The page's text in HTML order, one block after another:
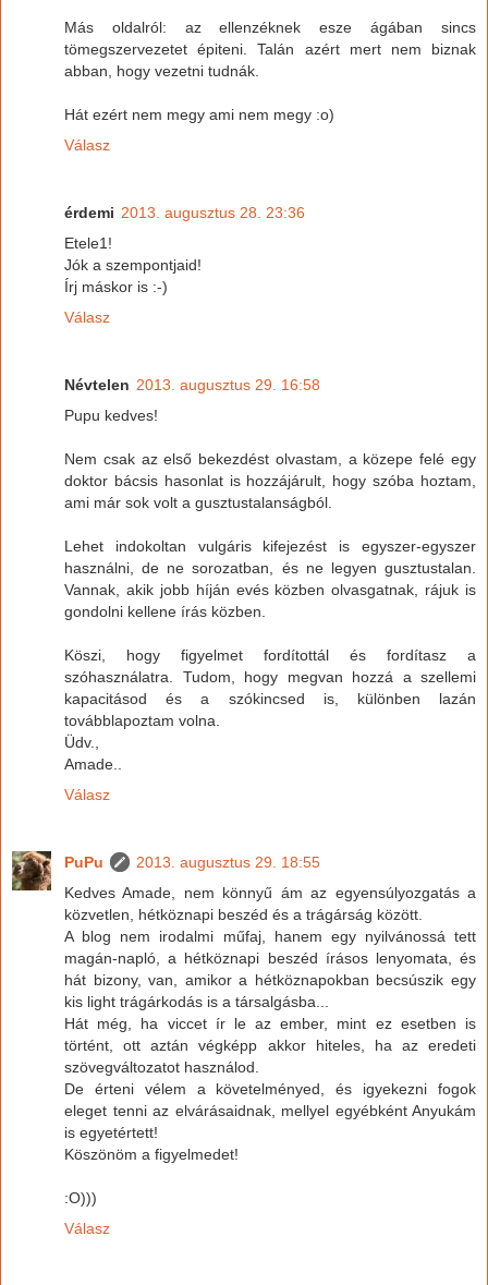
Más oldalról: az ellenzéknek esze ágában sincs
tömegszervezetet épiteni. Talán azért mert nem biznak
abban, hogy vezetni tudnák.
Hát ezért nem megy ami nem megy :o)
Válasz
érdemi 2013. augusztus 28. 23:36
Etele1!
Jók a szempontjaid!
Írj máskor is :-)
Válasz
Névtelen 2013. augusztus 29. 16:58
Pupu kedves!
Nem csak az első bekezdést olvastam, a közepe felé egy
doktor bácsis hasonlat is hozzájárult, hogy szóba hoztam,
ami már sok volt a gusztustalanságból.
Lehet indokoltan vulgáris kifejezést is egyszer-egyszer
használni, de ne sorozatban, és ne legyen gusztustalan.
Vannak, akik jobb híján evés közben olvasgatnak, rájuk is
gondolni kellene írás közben.
Köszi, hogy figyelmet fordítottál és fordítasz a
szóhasználatra. Tudom, hogy megvan hozzá a szellemi
kapacitásod és a szókincsed is, különben lazán
továbblapoztam volna.
Üdv.,
Amade..
Válasz
PuPu
2013. augusztus 29. 18:55
Kedves Amade, nem könnyű ám az egyensúlyozgatás a
közvetlen, hétköznapi beszéd és a trágárság között.
A blog nem irodalmi műfaj, hanem egy nyilvánossá tett
magán-napló, a hétköznapi beszéd írásos lenyomata, és
hát bizony, van, amikor a hétköznapokban becsúszik egy
kis light trágárkodás is a társalgásba...
Hát még, ha viccet ír le az ember, mint ez esetben is
történt, ott aztán végképp akkor hiteles, ha az eredeti
szövegváltozatot használod.
De érteni vélem a követelményed, és igyekezni fogok
eleget tenni az elvárásaidnak, mellyel egyébként Anyukám
is egyetértett!
Köszönöm a figyelmedet!
:O)))
Válasz